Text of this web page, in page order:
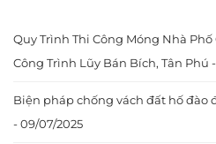
Quy Trình Thi Công Móng Nhà Phố
Công Trình Lũy Bán Bích, Tân Phú
Biện pháp chống vách đất hố đào
- 09/07/2025